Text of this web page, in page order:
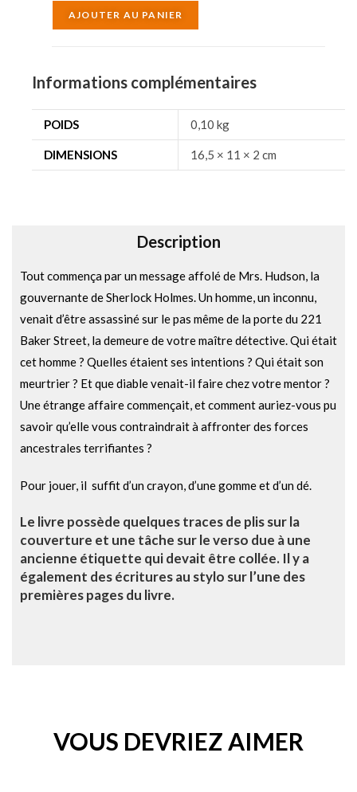
AJOUTER AU PANIER
n
a
t
:
Informations complémentaires
POIDS 0,10 kg
DIMENSIONS 16,5 × 11 × 2 cm
Description
Tout commença par un message affolé de Mrs. Hudson, la
gouvernante de Sherlock Holmes. Un homme, un inconnu,
venait d’être assassiné sur le pas même de la porte du 221
Baker Street, la demeure de votre maître détective. Qui était
cet homme ? Quelles étaient ses intentions ? Qui était son
meurtrier ? Et que diable venait-il faire chez votre mentor ?
Une étrange affaire commençait, et comment auriez-vous pu
savoir qu’elle vous contraindrait à affronter des forces
ancestrales terrifiantes ?
Pour jouer, il suffit d’un crayon, d’une gomme et d’un dé.
Le livre possède quelques traces de plis sur la
couverture et une tâche sur le verso due à une
ancienne étiquette qui devait être collée. Il y a
également des écritures au stylo sur l’une des
premières pages du livre.
VOUS DEVRIEZ AIMER